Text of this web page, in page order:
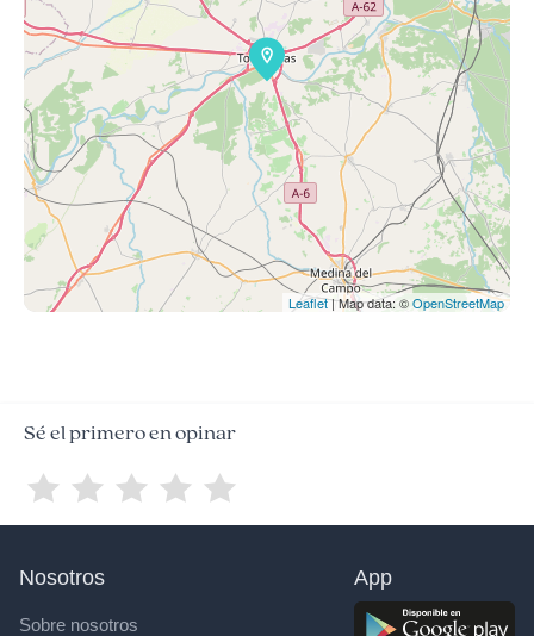
Leaflet| Map data: ©OpenStreetMap
Sé el primero en opinar
Nosotros
Sobre nosotros
App